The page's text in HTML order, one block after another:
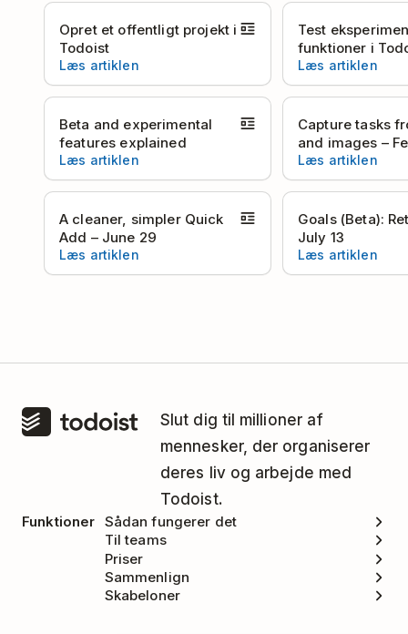
Opret et offentligt projekt i
Todoist
Læs artiklen
Test
funktioner i
Læs artiklen
Beta and experimental
features explained
Læs artiklen
Capture tasks
and images –
Læs artiklen
A cleaner, simpler Quick
Add – June 29
Læs artiklen
Goals (Beta):
July 13
Læs artiklen
Slut dig til millioner af
mennesker, der organiserer
deres liv og arbejde med
Todoist.
Funktioner Sådan fungerer det
Til teams
Priser
Sammenlign
Skabeloner